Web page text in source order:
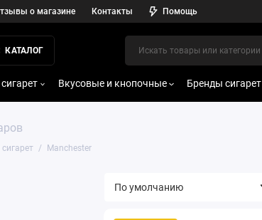
о магазине Контакты Помощь
КАТАЛОГ
Вкусовые и кнопочные Бренды сигарет
Manchester